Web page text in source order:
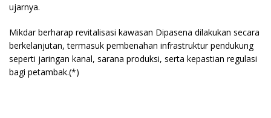
ujarnya.
Mikdar berharap revitalisasi kawasan Dipasena dilakukan secara
berkelanjutan, termasuk pembenahan infrastruktur pendukung
seperti jaringan kanal, sarana produksi, serta kepastian regulasi
bagi petambak.(*)